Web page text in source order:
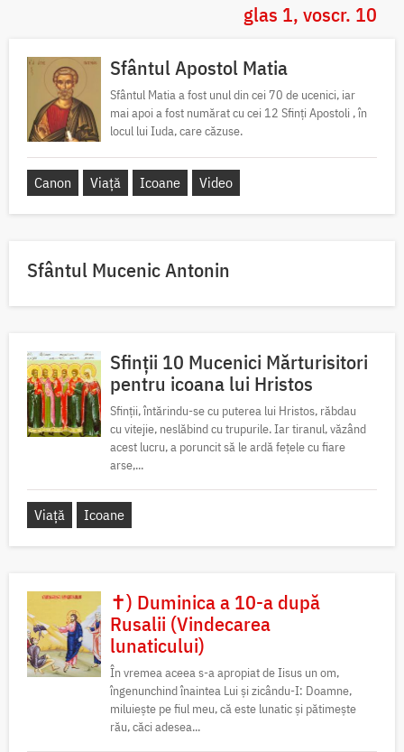
glas 1, voscr. 10
Sfântul Apostol Matia
Sfântul Matia a fost unul din cei 70 de ucenici, iar
mai apoi a fost numărat cu cei 12 Sfinți Apostoli , în
locul lui Iuda, care căzuse.
Canon Viață Icoane Video
Sfântul Mucenic Antonin
Sfinții 10 Mucenici Mărturisitori
pentru icoana lui Hristos
Sfinții, întărindu-se cu puterea lui Hristos, răbdau
cu vitejie, neslăbind cu trupurile. Iar tiranul, văzând
acest lucru, a poruncit să le ardă fețele cu fiare
arse,...
Viață Icoane
✝) Duminica a 10-a după
Rusalii (Vindecarea
lunaticului)
În vremea aceea s-a apropiat de Iisus un om,
îngenunchind înaintea Lui și zicându-I: Doamne,
miluiește pe fiul meu, că este lunatic și pătimește
rău, căci adesea...